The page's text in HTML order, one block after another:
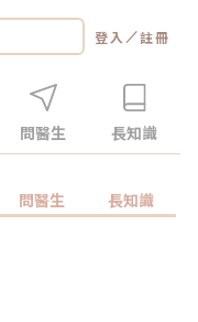
登入 ／註冊
問醫生 長知識
問醫生 長知識